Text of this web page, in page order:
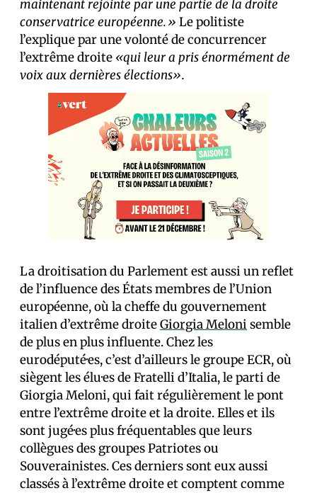
maintenant rejointe par une partie de la droite
conservatrice européenne.» Le politiste
l’explique par une volonté de concurrencer
l’extrême droite «qui leur a pris énormément de
voix aux dernières élections».
La droitisation du Parlement est aussi un reflet
de l’influence des États membres de l’Union
européenne, où la cheffe du gouvernement
italien d’extrême droiteGiorgia Meloni semble
de plus en plus influente. Chez les
eurodéputé·es, c’est d’ailleurs le groupe ECR, où
siègent les élu·es de Fratelli d’Italia, le parti de
Giorgia Meloni, qui fait régulièrement le pont
entre l’extrême droite et la droite. Elles et ils
sont jugé·es plus fréquentables que leurs
collègues des groupes Patriotes ou
Souverainistes. Ces derniers sont eux aussi
classés à l’extrême droite et comptent comme